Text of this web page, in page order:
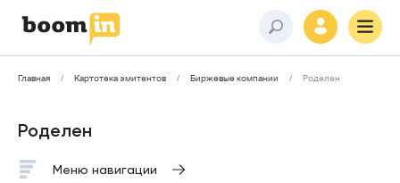
Главная Картотека эмитентов Биржевые компании Роделен
Роделен
Меню навигации